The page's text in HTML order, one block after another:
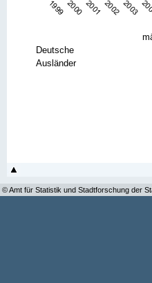
Deutsche
Ausländer
© Amt für Statistik und Stadtforschung der